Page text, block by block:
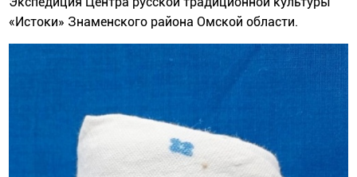
«Истоки» Знаменского района Омской области.